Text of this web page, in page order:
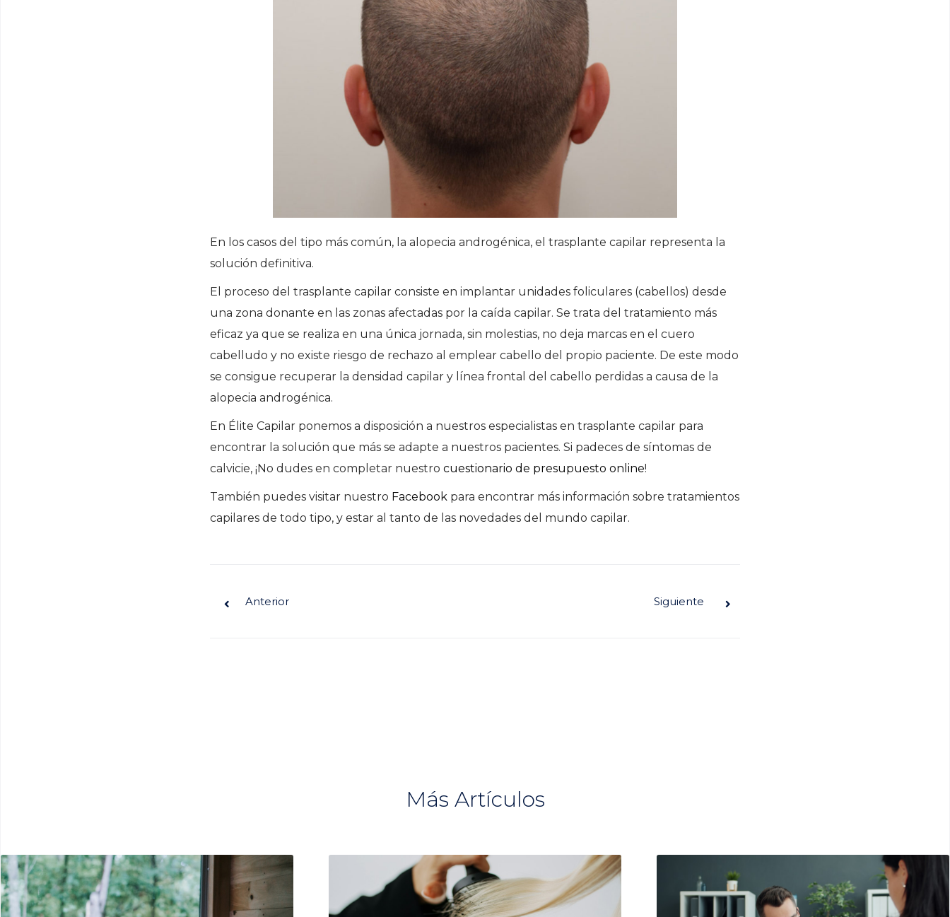
En los casos del tipo más común, la alopecia androgénica, el trasplante capilar representa la
solución definitiva.
El proceso del trasplante capilar consiste en implantar unidades foliculares (cabellos) desde
una zona donante en las zonas afectadas por la caída capilar. Se trata del tratamiento más
eficaz ya que se realiza en una única jornada, sin molestias, no deja marcas en el cuero
cabelludo y no existe riesgo de rechazo al emplear cabello del propio paciente. De este modo
se consigue recuperar la densidad capilar y línea frontal del cabello perdidas a causa de la
alopecia androgénica.
En Élite Capilar ponemos a disposición a nuestros especialistas en trasplante capilar para
encontrar la solución que más se adapte a nuestros pacientes. Si padeces de síntomas de
calvicie, ¡No dudes en completar nuestro cuestionario de presupuesto online!
También puedes visitar nuestro Facebook para encontrar más información sobre tratamientos
capilares de todo tipo, y estar al tanto de las novedades del mundo capilar.
Anterior Siguiente
Más Artículos